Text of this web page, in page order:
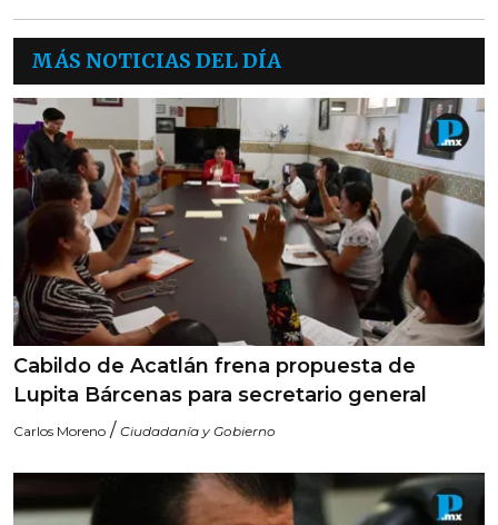
MÁS NOTICIAS DEL DÍA
Cabildo de Acatlán frena propuesta de
Lupita Bárcenas para secretario general
Carlos Moreno / Ciudadanía y Gobierno